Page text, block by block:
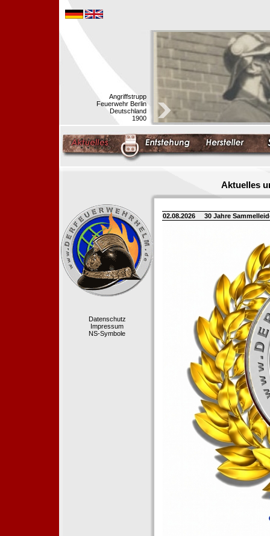
Angriffstrupp
Feuerwehr Berlin
Deutschland
1900
Aktuelles
Datenschutz
Impressum
NS-Symbole
02.08.2026 30 Jahre